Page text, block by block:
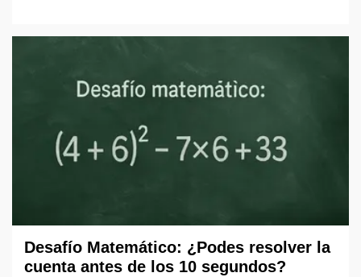
Desafío Matemático: ¿Podes resolver la
cuenta antes de los 10 segundos?